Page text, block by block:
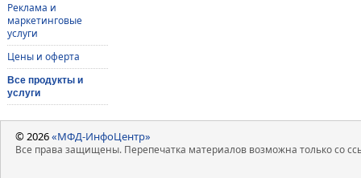
Реклама и
маркетинговые
услуги
Цены и оферта
Все продукты и
услуги
© 2026«МФД-ИнфоЦентр»
Все права защищены. Перепечатка материалов возможна только со